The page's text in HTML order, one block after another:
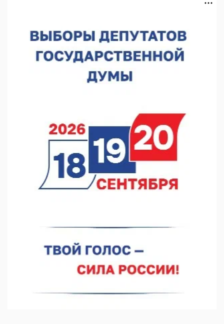
В Нижнем Новгороде отметили 70-летие Дня строителя
07.08.2026 12:04
В Нижегородской области созданы четыре ММЦ
07.08.2026 11:46